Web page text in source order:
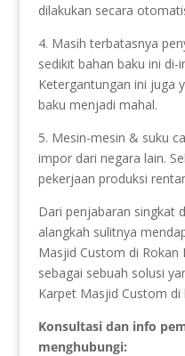
dilakukan secara
4. Masih terbatasnya
sedikit bahan baku ini di-
Ketergantungan ini juga
baku menjadi mahal.
5. Mesin-mesin & suku
impor dari negara lain.
pekerjaan produksi
Dari penjabaran singkat
alangkah sulitnya
Masjid Custom di Rokan
sebagai sebuah solusi
Karpet Masjid Custom di
Konsultasi dan info
menghubungi: